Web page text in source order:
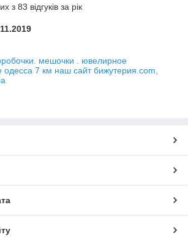
з 83 відгуків за рік
мешочки . ювелирное
одесса 7 км наш сайт бижутерия.com,